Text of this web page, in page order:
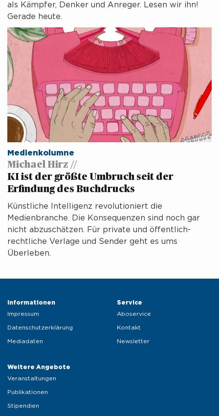
als Kämpfer, Denker und Anreger. Lesen wir ihn!
Gerade heute.
Medienkolumne
Michael Hirz //
KI ist der größte Umbruch seit der
Erfindung des Buchdrucks
Künstliche Intelligenz revolutioniert die
Medienbranche. Die Konsequenzen sind noch gar
nicht abzuschätzen. Für private und öffentlich-
rechtliche Verlage und Sender geht es ums
Überleben.
Informationen
Impressum
Datenschutzerklärung
Mediadaten
Weitere Angebote
Veranstaltungen
Publikationen
Stipendien
Service
Aboservice
Kontakt
Newsletter